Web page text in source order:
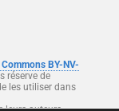
BY-NV-
réserve de
les utiliser dans